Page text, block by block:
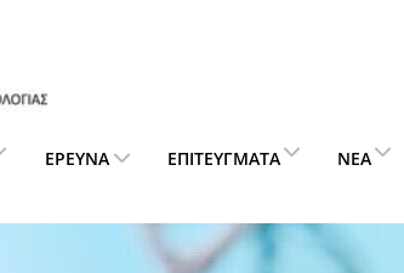
ΈΡΕΥΝΑ ΕΠΙΤΕΎΓΜΑΤΑ ΝΈΑ